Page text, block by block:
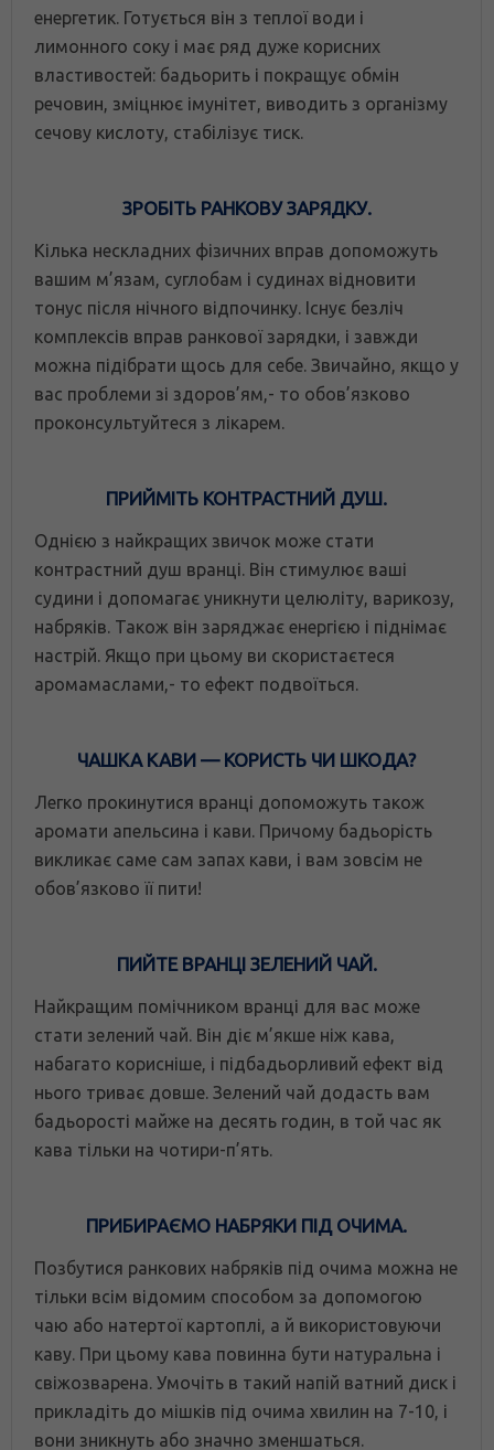
енергетик. Готується він з теплої води і
лимонного соку і має ряд дуже корисних
властивостей: бадьорить і покращує обмін
речовин, зміцнює імунітет, виводить з організму
сечову кислоту, стабілізує тиск.
ЗРОБІТЬ РАНКОВУ ЗАРЯДКУ.
Кілька нескладних фізичних вправ допоможуть
вашим м’язам, суглобам і судинах відновити
тонус після нічного відпочинку. Існує безліч
комплексів вправ ранкової зарядки, і завжди
можна підібрати щось для себе. Звичайно, якщо у
вас проблеми зі здоров’ям,- то обов’язково
проконсультуйтеся з лікарем.
ПРИЙМІТЬ КОНТРАСТНИЙ ДУШ.
Однією з найкращих звичок може стати
контрастний душ вранці. Він стимулює ваші
судини і допомагає уникнути целюліту, варикозу,
набряків. Також він заряджає енергією і піднімає
настрій. Якщо при цьому ви скористаєтеся
аромамаслами,- то ефект подвоїться.
ЧАШКА КАВИ — КОРИСТЬ ЧИ ШКОДА?
Легко прокинутися вранці допоможуть також
аромати апельсина і кави. Причому бадьорість
викликає саме сам запах кави, і вам зовсім не
обов’язково її пити!
ПИЙТЕ ВРАНЦІ ЗЕЛЕНИЙ ЧАЙ.
Найкращим помічником вранці для вас може
стати зелений чай. Він діє м’якше ніж кава,
набагато корисніше, і підбадьорливий ефект від
нього триває довше. Зелений чай додасть вам
бадьорості майже на десять годин, в той час як
кава тільки на чотири-п’ять.
ПРИБИРАЄМО НАБРЯКИ ПІД ОЧИМА.
Позбутися ранкових набряків під очима можна не
тільки всім відомим способом за допомогою
чаю або натертої картоплі, а й використовуючи
каву. При цьому кава повинна бути натуральна і
свіжозварена. Умочіть в такий напій ватний диск і
прикладіть до мішків під очима хвилин на 7-10, і
вони зникнуть або значно зменшаться.